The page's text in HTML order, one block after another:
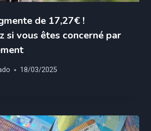
de 17,27€ !
si vous êtes concerné par
18/03/2025